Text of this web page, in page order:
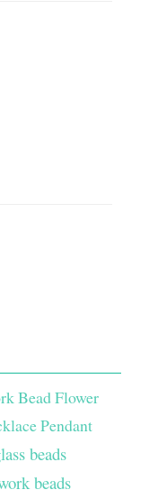
Bead Flower
Pendant
beads
beads